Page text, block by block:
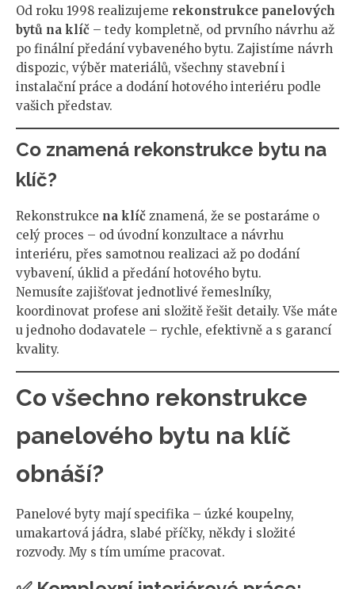
Od roku 1998 realizujeme rekonstrukce panelových
bytů na klíč – tedy kompletně, od prvního návrhu až
po finální předání vybaveného bytu. Zajistíme návrh
dispozic, výběr materiálů, všechny stavební i
instalační práce a dodání hotového interiéru podle
vašich představ.
Co znamená rekonstrukce bytu na
klíč?
Rekonstrukce na klíč znamená, že se postaráme o
celý proces – od úvodní konzultace a návrhu
interiéru, přes samotnou realizaci až po dodání
vybavení, úklid a předání hotového bytu.
Nemusíte zajišťovat jednotlivé řemeslníky,
koordinovat profese ani složitě řešit detaily. Vše máte
u jednoho dodavatele – rychle, efektivně a s garancí
kvality.
Co všechno rekonstrukce
panelového bytu na klíč
obnáší?
Panelové byty mají specifika – úzké koupelny,
umakartová jádra, slabé příčky, někdy i složité
rozvody. My s tím umíme pracovat.